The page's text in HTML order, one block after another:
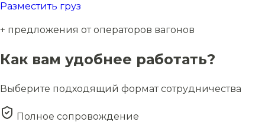
Разместить груз
+ предложения от операторов вагонов
Как вам удобнее работать?
Выберите подходящий формат сотрудничества
Полное сопровождение